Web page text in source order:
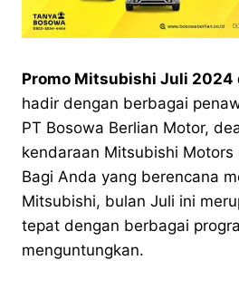
Promo Mitsubishi Juli 2024
hadir dengan berbagai
PT Bosowa Berlian Motor,
kendaraan Mitsubishi Motors
Bagi Anda yang berencana
Mitsubishi, bulan Juli ini
tepat dengan berbagai
menguntungkan.